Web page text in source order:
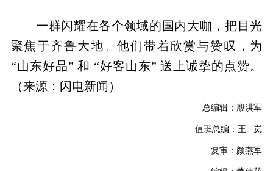
一群闪耀在各个领域的国内大咖，把目光
聚焦于齐鲁大地。他们带着欣赏与赞叹，为
“山东好品” 和 “好客山东” 送上诚挚的点赞。
（来源：闪电新闻）
总编辑：殷洪军
值班总编：王 岚
复审：颜燕军